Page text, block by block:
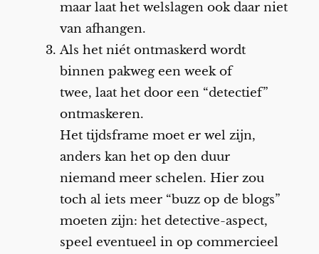
maar laat het welslagen ook daar niet
van afhangen.
Als het niét ontmaskerd wordt
binnen pakweg een week of
twee, laat het door een “detectief”
ontmaskeren.
Het tijdsframe moet er wel zijn,
anders kan het op den duur
niemand meer schelen. Hier zou
toch al iets meer “buzz op de blogs”
moeten zijn: het detective-aspect,
speel eventueel in op commercieel